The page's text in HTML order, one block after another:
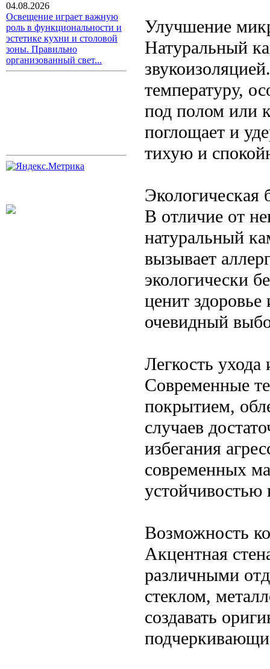
04.08.2026
Освещение играет важную
роль в функциональности и
эстетике кухни и столовой
зоны. Правильно
организованный свет...
Улучшение
Натуральный
температуру,
под полом или
поглощает и
тихую и
Экологическая
В отличие от
натуральный
вызывает
экологически
ценит
очевидный
Легкость ухода
Современные
покрытием,
случаев
избегания
современных
устойчивостью
Возможность
Акцентная
различными
стеклом,
создавать